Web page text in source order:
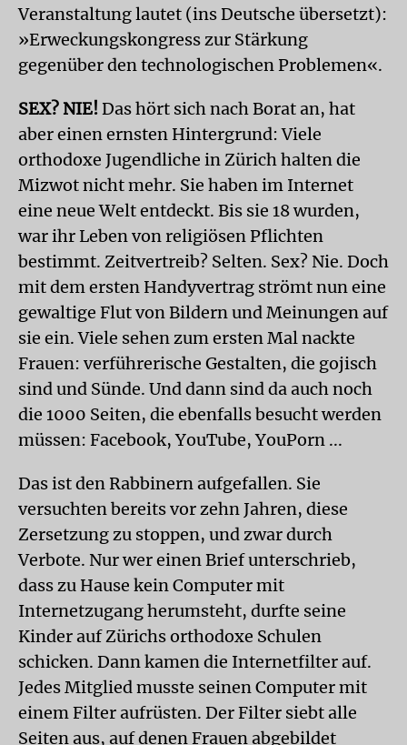
Veranstaltung lautet (ins Deutsche übersetzt):
»Erweckungskongress zur Stärkung
gegenüber den technologischen Problemen«.
SEX? NIE!Das hört sich nach Borat an, hat
aber einen ernsten Hintergrund: Viele
orthodoxe Jugendliche in Zürich halten die
Mizwot nicht mehr. Sie haben im Internet
eine neue Welt entdeckt. Bis sie 18 wurden,
war ihr Leben von religiösen Pflichten
bestimmt. Zeitvertreib? Selten. Sex? Nie. Doch
mit dem ersten Handyvertrag strömt nun eine
gewaltige Flut von Bildern und Meinungen auf
sie ein. Viele sehen zum ersten Mal nackte
Frauen: verführerische Gestalten, die gojisch
sind und Sünde. Und dann sind da auch noch
die 1000 Seiten, die ebenfalls besucht werden
müssen: Facebook, YouTube, YouPorn ...
Das ist den Rabbinern aufgefallen. Sie
versuchten bereits vor zehn Jahren, diese
Zersetzung zu stoppen, und zwar durch
Verbote. Nur wer einen Brief unterschrieb,
dass zu Hause kein Computer mit
Internetzugang herumsteht, durfte seine
Kinder auf Zürichs orthodoxe Schulen
schicken. Dann kamen die Internetfilter auf.
Jedes Mitglied musste seinen Computer mit
einem Filter aufrüsten. Der Filter siebt alle
Seiten aus, auf denen Frauen abgebildet